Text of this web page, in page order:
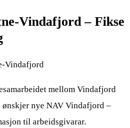
Vindafjord – Fikse
Vindafjord
mellom Vindafjord
ønskjer nye NAV Vindafjord –
til arbeidsgivarar.